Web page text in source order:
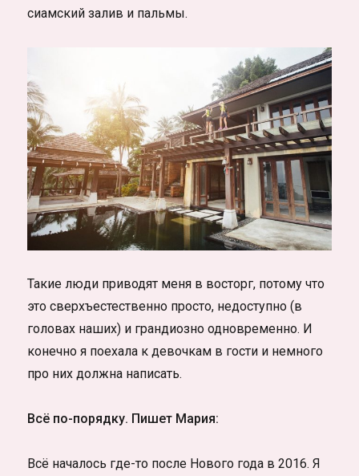
сиамский залив и пальмы.
Такие люди приводят меня в восторг, потому что
это сверхъестественно просто, недоступно (в
головах наших) и грандиозно одновременно. И
конечно я поехала к девочкам в гости и немного
про них должна написать.
Всё по-порядку. Пишет Мария:
Всё началось где-то после Нового года в 2016. Я